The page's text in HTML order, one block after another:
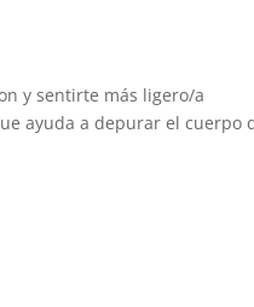
y sentirte más ligero/a
ayuda a depurar el